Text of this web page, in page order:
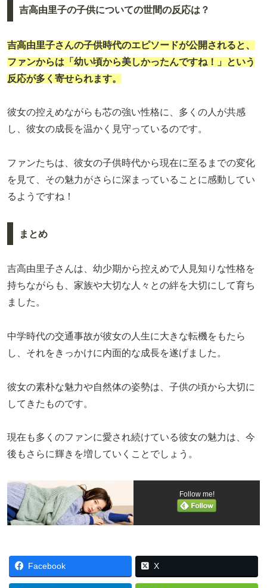
吉高由里子の子供についての世間の反応は？
吉高由里子さんの子供時代のエピソードが公開されると、
ファンからは「幼い頃から美しかったんですね！」という
反応が多く寄せられます。
彼女の控えめながらも芯の強い性格に、多くの人が共感
し、彼女の成長を温かく見守っているのです。
ファンたちは、彼女の子供時代から現在に至るまでの変化
を見て、その魅力がさらに深まっていることに感動してい
るようですね！
まとめ
吉高由里子さんは、幼少期から控えめで人見知りな性格を
持ちながらも、家族や大切な人々との絆を大切にして育ち
ました。
中学時代の交通事故が彼女の人生に大きな転機をもたら
し、それをきっかけに内面的な成長を遂げました。
彼女の素朴な魅力や自然体の姿勢は、子供の頃から大切に
してきたものです。
現在も多くのファンに愛され続けている彼女の魅力は、今
後もさらに輝きを増していくことでしょう。
Follow me!
Facebook X